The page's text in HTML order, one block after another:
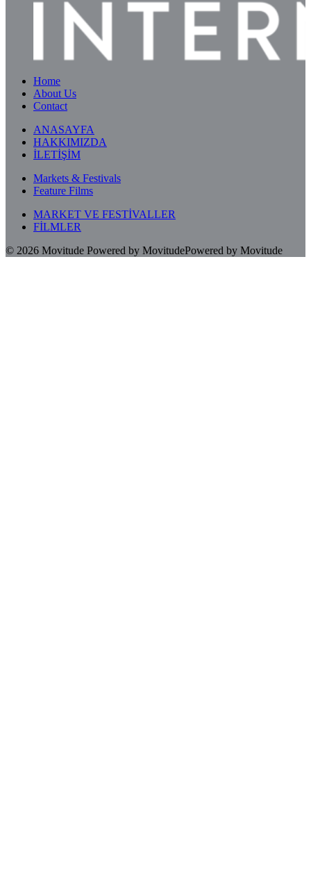
Home
About Us
Contact
ANASAYFA
HAKKIMIZDA
İLETİŞİM
Markets & Festivals
Feature Films
MARKET VE FESTİVALLER
FİLMLER
© 2026 Movitude Powered by MovitudePowered by Movitude